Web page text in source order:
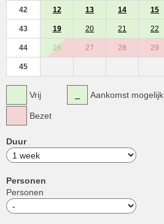
42 12 13 14 15
43 19 20 21 22
44 26 27 28 29
45
Vrij
Bezet
Aankomst mogelijk
Duur
Personen
Personen